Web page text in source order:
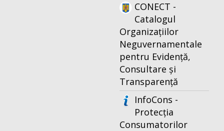
CONECT -
Catalogul
Organizațiilor
Neguvernamentale
pentru Evidență,
Consultare și
Transparență
InfoCons -
Protecția
Consumatorilor